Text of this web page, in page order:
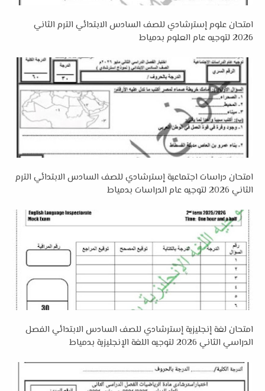
امتحان علوم إسترشادي للصف السادس الابتدائي الترم الثاني
2026 لتوجيه عام العلوم بدمياط
امتحان دراسات اجتماعية إسترشادي للصف السادس الابتدائي الترم
الثاني 2026 لتوجيه عام الدراسات بدمياط
امتحان لغة إنجليزية إسترشادي للصف السادس الابتدائي الفصل
الدراسي الثاني 2026 لتوجيه اللغة الإنجليزية بدمياط